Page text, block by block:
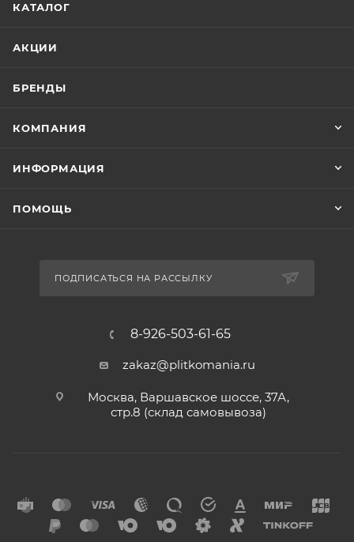
КАТАЛОГ
АКЦИИ
БРЕНДЫ
КОМПАНИЯ
ИНФОРМАЦИЯ
ПОМОЩЬ
ПОДПИСАТЬСЯ НА РАССЫЛКУ
8-926-503-61-65
zakaz@plitkomania.ru
Москва, Варшавское шоссе, 37А,
стр.8 (склад самовывоза)